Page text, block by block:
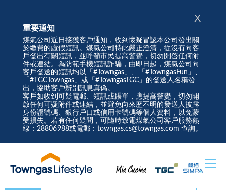
重要通知
煤氣公司近日接獲客戶通知，收到懷疑冒認本公司發出關
於繳費的虛假短訊。煤氣公司特此嚴正澄清，從沒有向客
戶發出有關短訊，並呼籲市民提高警覺，切勿開啓任何附
件或連結。為防範手機短訊詐騙，由即日起，煤氣公司向
客戶發送的短訊均以「#Towngas」、「#TowngasFun」、
「#TGCTowngas」或「#TowngasTGC」的發送人名稱發
出，協助客戶辨別訊息真偽。
客戶如收到可疑電郵、短訊或賬單，應提高警覺，切勿開
啟任何可疑附件或連結，並避免向來歷不明的發送人披露
身份證號碼、銀行戶口或信用卡號碼等個人資料，以免蒙
受損失。若有任何疑問，可隨時致電煤氣公司客戶服務熱
線：28806988或電郵：towngas.cs@towngas.com 查詢。
X